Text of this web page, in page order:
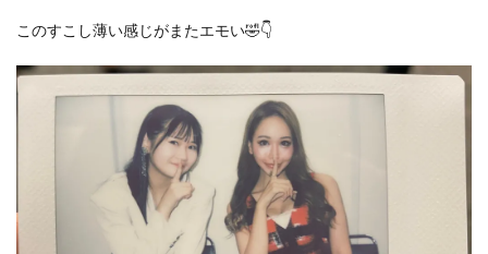
このすこし薄い感じがまたエモい🤣👇